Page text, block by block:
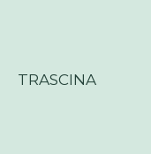
TRASCINA